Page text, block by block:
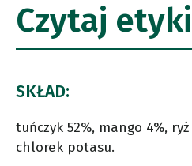
Czytaj
SKŁAD:
tuńczyk 52%, mango 4%,
chlorek potasu.